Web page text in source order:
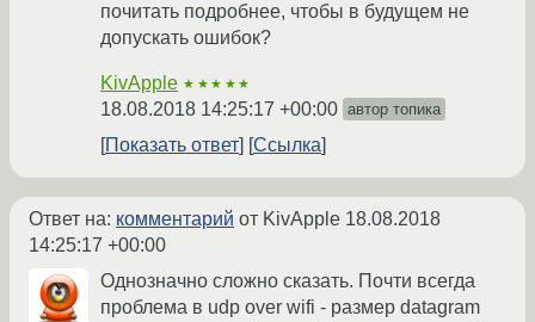
почитать подробнее, чтобы в будущем не
допускать ошибок?
KivApple ★★★★★
18.08.2018 14:25:17 +00:00 автор топика
Показать ответ Ссылка
Ответ на: комментарий от KivApple 18.08.2018
14:25:17 +00:00
Однозначно сложно сказать. Почти всегда
проблема в udp over wifi - размер datagram